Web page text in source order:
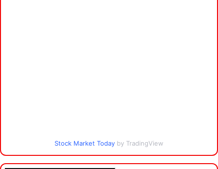
Stock Market Today by TradingView